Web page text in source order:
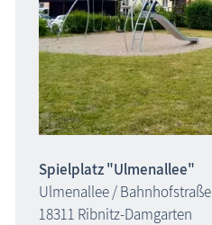
Spielplatz "Ulmenallee"
Ulmenallee / Bahnhofstraße
18311 Ribnitz-Damgarten